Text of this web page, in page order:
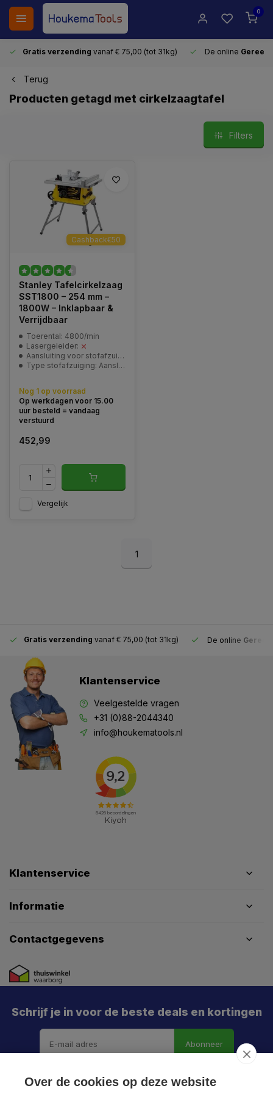
0
Gratis verzending vanaf € 75,00 (tot 31kg) De online
Terug
Producten getagd met cirkelzaagtafel
Filters
Cashback€50
Stanley Tafelcirkelzaag
SST1800 – 254 mm –
1800W – Inklapbaar &
Verrijdbaar
Toerental: 4800/min
Lasergeleider:
Aansluiting voor stofafzuiging:
Type stofafzuiging: Aansluiting voor stofzuiger
Nog 1 op voorraad
Op werkdagen voor 15.00
uur besteld = vandaag
verstuurd
452,99
Vergelijk
1
Gratis verzending vanaf € 75,00 (tot 31kg) De online
Klantenservice
Veelgestelde vragen
+31 (0)88-2044340
info@houkematools.nl
Klantenservice
Informatie
Contactgegevens
Schrijf je in voor de beste deals en kortingen
Abonneer
Over de cookies op deze website